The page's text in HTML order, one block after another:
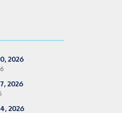
2026
2026
2026